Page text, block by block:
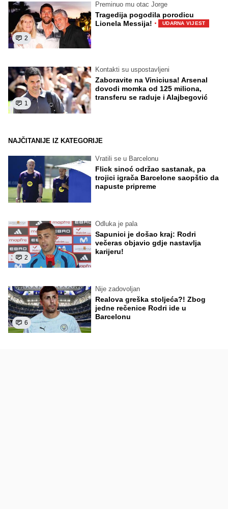
2
Preminuo mu otac Jorge
Tragedija pogodila porodicu
Lionela Messija! · UDARNA VIJEST
1
Kontakti su uspostavljeni
Zaboravite na Viniciusa! Arsenal
dovodi momka od 125 miliona,
transferu se raduje i Alajbegović
NAJČITANIJE IZ KATEGORIJE
Vratili se u Barcelonu
Flick sinoć održao sastanak, pa
trojici igrača Barcelone saopštio da
napuste pripreme
2
Odluka je pala
Sapunici je došao kraj: Rodri
večeras objavio gdje nastavlja
karijeru!
6
Nije zadovoljan
Realova greška stoljeća?! Zbog
jedne rečenice Rodri ide u
Barcelonu